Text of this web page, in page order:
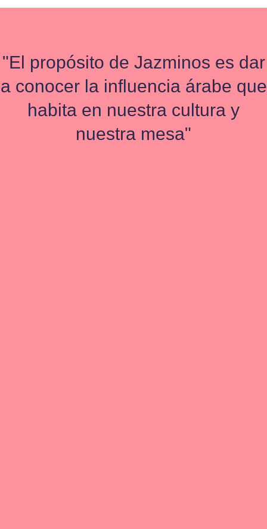
"El propósito de Jazminos es dar
a conocer la influencia árabe que
habita en nuestra cultura y
nuestra mesa"